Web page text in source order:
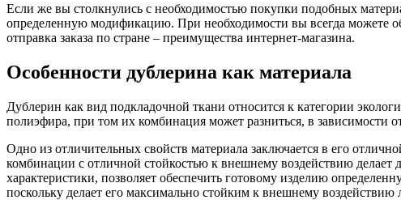
Если же вы столкнулись с необходимостью покупки подобных
определенную модификацию. При необходимости вы всегда можете
отправка заказа по стране – преимущества интернет-магазина.
Особенности дублерина как материала
Дублерин как вид подкладочной ткани относится к категории
полиэфира, при том их комбинация может разниться, в зависимости
Одно из отличительных свойств материала заключается в его
комбинации с отличной стойкостью к внешнему воздействию
характеристики, позволяет обеспечить готовому изделию
поскольку делает его максимально стойким к внешнему воздействию